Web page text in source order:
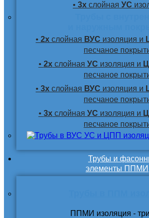
• 3х слойная УС
• 2х слойная ВУС изоляция и
песчаное
• 2хслойная УС изоляция и
песчаное
• 3х слойная ВУС изоляция и
песчаное
• 3хслойная УС изоляция и
песчаное
Трубы и
элементы ППМИ
ППМИ изоляция -